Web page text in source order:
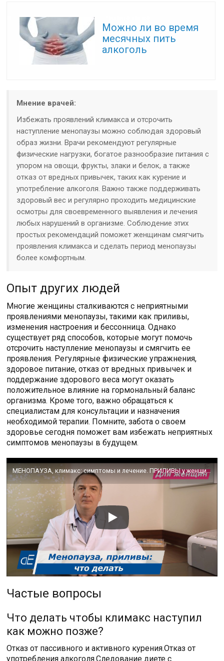
Можно ли во время
месячных пить
алкоголь
Мнение врачей:
Избежать проявлений климакса и отсрочить
наступление менопаузы можно соблюдая здоровый
образ жизни. Врачи рекомендуют регулярные
физические нагрузки, богатое разнообразие питания с
упором на овощи, фрукты, злаки и белок, а также
отказ от вредных привычек, таких как курение и
употребление алкоголя. Важно также поддерживать
здоровый вес и регулярно проходить медицинские
осмотры для своевременного выявления и лечения
любых нарушений в организме. Соблюдение этих
простых рекомендаций поможет женщинам смягчить
проявления климакса и сделать период менопаузы
более комфортным.
Опыт других людей
Многие женщины сталкиваются с неприятными
проявлениями менопаузы, такими как приливы,
изменения настроения и бессонница. Однако
существует ряд способов, которые могут помочь
отсрочить наступление менопаузы и смягчить ее
проявления. Регулярные физические упражнения,
здоровое питание, отказ от вредных привычек и
поддержание здорового веса могут оказать
положительное влияние на гормональный баланс
организма. Кроме того, важно обращаться к
специалистам для консультации и назначения
необходимой терапии. Помните, забота о своем
здоровье сегодня поможет вам избежать неприятных
симптомов менопаузы в будущем.
МЕНОПАУЗА, климакс: симптомы и лечение. ПРИЛИВЫ у женщин: что делать. Пить ли гормоны / ГЗТ.
Частые вопросы
Что делать чтобы климакс наступил
как можно позже?
Отказ от пассивного и активного курения.Отказ от
употребления алкоголя.Следование диете с